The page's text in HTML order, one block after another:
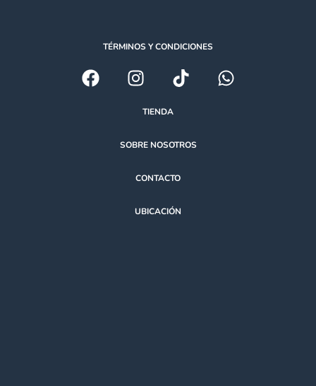
TÉRMINOS Y CONDICIONES
TIENDA
SOBRE NOSOTROS
CONTACTO
UBICACIÓN